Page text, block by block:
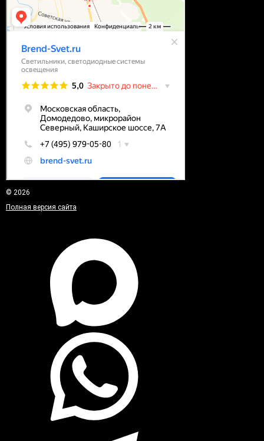
© 2026
Полная версия сайта